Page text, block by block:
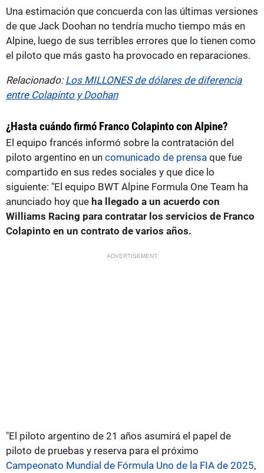
Una estimación que concuerda con las últimas versiones
de que Jack Doohan no tendría mucho tiempo más en
Alpine, luego de sus terribles errores que lo tienen como
el piloto que más gasto ha provocado en reparaciones.
Relacionado: Los MILLONES de dólares de diferencia
entre Colapinto y Doohan
¿Hasta cuándo firmó Franco Colapinto con Alpine?
El equipo francés informó sobre la contratación del
piloto argentino en un comunicado de prensa que fue
compartido en sus redes sociales y que dice lo
siguiente: "El equipo BWT Alpine Formula One Team ha
anunciado hoy que ha llegado a un acuerdo con
Williams Racing para contratar los servicios de Franco
Colapinto en un contrato de varios años.
ADVERTISEMENT
"El piloto argentino de 21 años asumirá el papel de
piloto de pruebas y reserva para el próximo
Campeonato Mundial de Fórmula Uno de la FIA de 2025,